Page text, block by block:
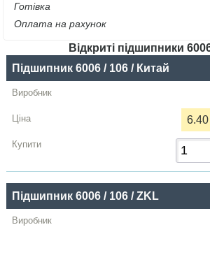
Готівка
Оплата на рахунок
Відкриті підшипники
Назва
Виробник
Радіальний
грн
Купити
Підшипник 6006 / 106 / Китай
6.40
Підшипник 6006 / 106 / ZKL